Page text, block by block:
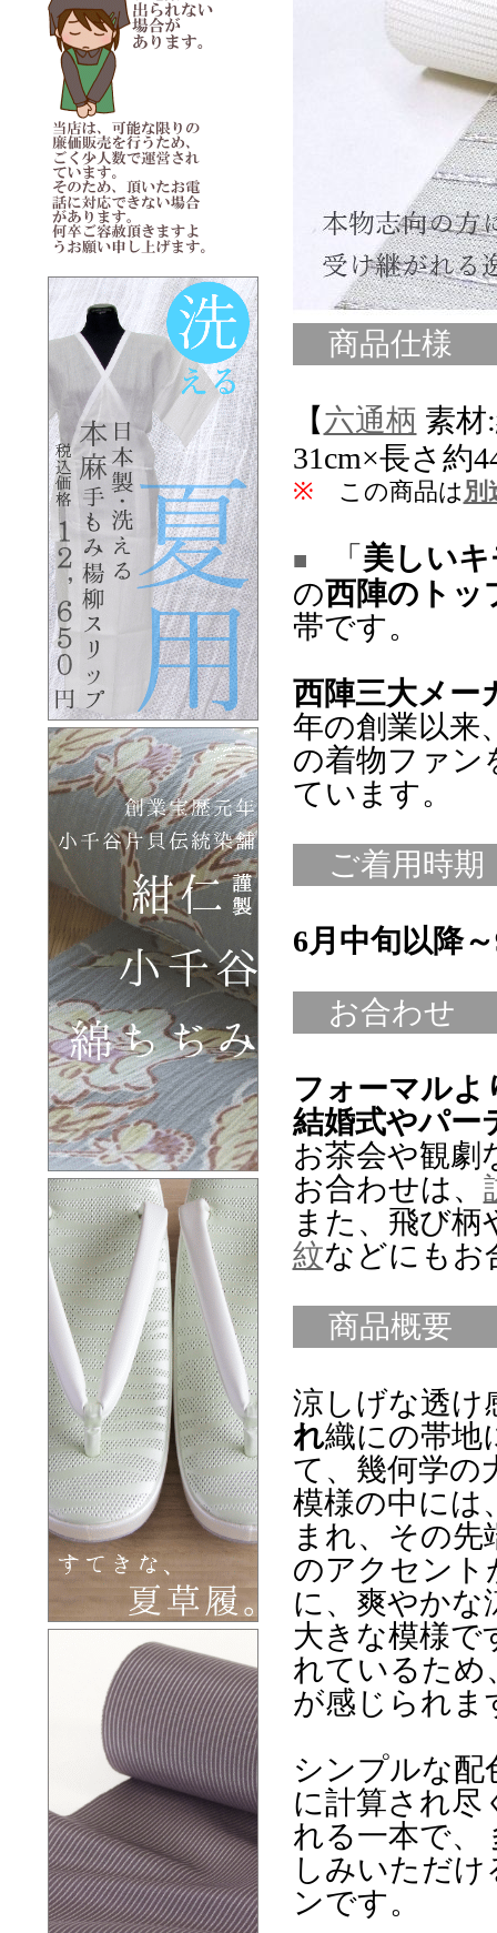
商品仕様
【六通柄 素材
31cm×長さ約
※ この商品は 別
■ 「 美しい
の西陣のトッ
帯です。
西陣三大メー
年の創業以来
の着物ファン
ています。
ご着用時期
6月中旬以降
お合わせ
フォーマルよ
結婚式やパー
お茶会や観劇
お合わせは、
また、飛び柄
紋などにもお
商品概要
涼しげな透け
れ織にの帯地
て、幾何学の
模様の中には
まれ、その
のアクセント
に、爽やかな
大きな模様で
れているため
が感じられま
シンプルな配
に計算され尽
れる一本で、
しみいただけ
ンです。